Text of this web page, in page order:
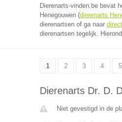
Dierenarts-vinden.be bevat
Henegouwen (dierenarts
dierenartsen of ga naar
dierenartsen tegelijk.
1 2 3 4 5
Dierenarts Dr. D.
Niet gevestigd in de